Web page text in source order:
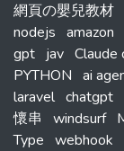
網頁の嬰兒教材
nodejs amazon
gpt jav Claude
PYTHON ai
laravel chatgpt
懷串
windsurf
Type webhook